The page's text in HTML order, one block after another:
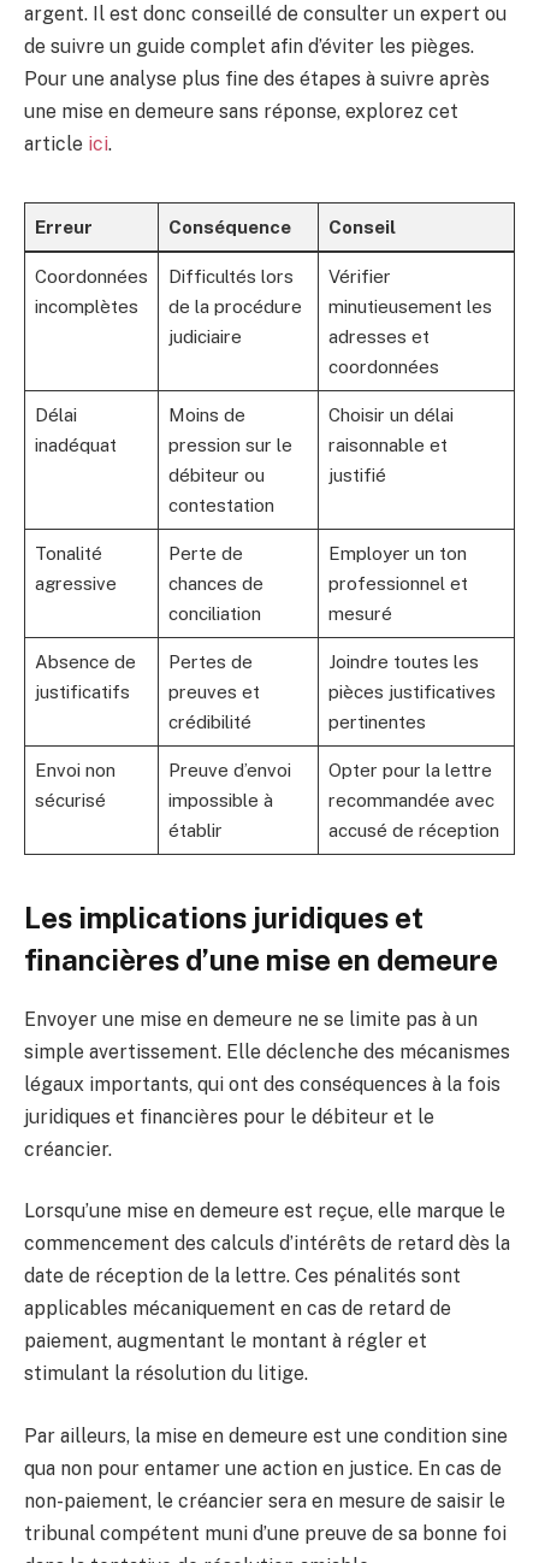
argent. Il est donc conseillé de consulter un expert ou
de suivre un guide complet afin d’éviter les pièges.
Pour une analyse plus fine des étapes à suivre après
une mise en demeure sans réponse, explorez cet
article ici.
Erreur Conséquence Conseil
Coordonnées
incomplètes
Difficultés lors
de la procédure
judiciaire
Vérifier
minutieusement les
adresses et
coordonnées
Délai
inadéquat
Moins de
pression sur le
débiteur ou
contestation
Choisir un délai
raisonnable et
justifié
Tonalité
agressive
Perte de
chances de
conciliation
Employer un ton
professionnel et
mesuré
Absence de
justificatifs
Pertes de
preuves et
crédibilité
Joindre toutes les
pièces justificatives
pertinentes
Envoi non
sécurisé
Preuve d’envoi
impossible à
établir
Opter pour la lettre
recommandée avec
accusé de réception
Les implications juridiques et
financières d’une mise en demeure
Envoyer une mise en demeure ne se limite pas à un
simple avertissement. Elle déclenche des mécanismes
légaux importants, qui ont des conséquences à la fois
juridiques et financières pour le débiteur et le
créancier.
Lorsqu’une mise en demeure est reçue, elle marque le
commencement des calculs d’intérêts de retard dès la
date de réception de la lettre. Ces pénalités sont
applicables mécaniquement en cas de retard de
paiement, augmentant le montant à régler et
stimulant la résolution du litige.
Par ailleurs, la mise en demeure est une condition sine
qua non pour entamer une action en justice. En cas de
non-paiement, le créancier sera en mesure de saisir le
tribunal compétent muni d’une preuve de sa bonne foi